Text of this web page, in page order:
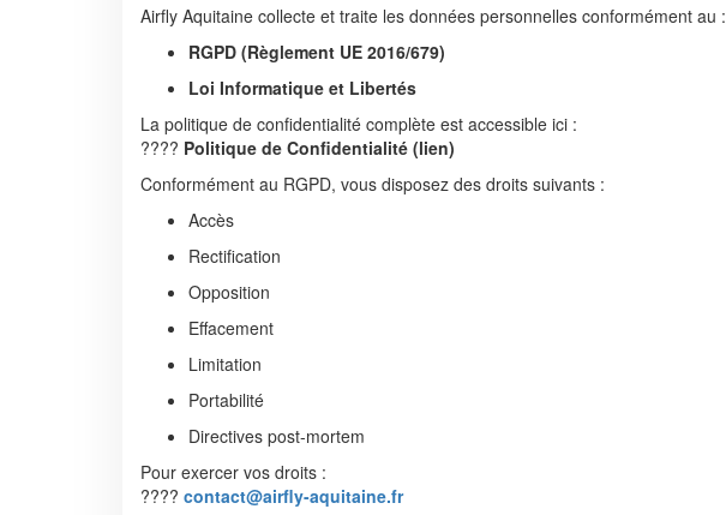
Airfly Aquitaine collecte et traite les données personnelles conformément au :
RGPD (Règlement UE 2016/679)
Loi Informatique et Libertés
La politique de confidentialité complète est accessible ici :
???? Politique de Confidentialité (lien)
Conformément au RGPD, vous disposez des droits suivants :
Accès
Rectification
Opposition
Effacement
Limitation
Portabilité
Directives post-mortem
Pour exercer vos droits :
???? contact@airfly-aquitaine.fr